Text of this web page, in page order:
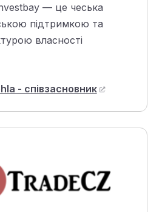
— це чеська
підтримкою та
власності
- співзасновник